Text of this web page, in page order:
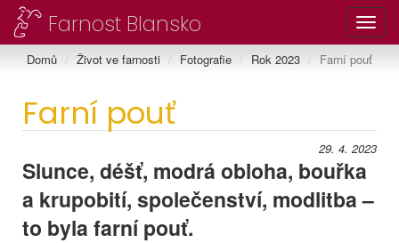
Farnost Blansko
Domů Život ve farnosti Fotografie Rok 2023 Farní pouť
Farní pouť
29. 4. 2023
Slunce, déšť, modrá obloha, bouřka
a krupobití, společenství, modlitba –
to byla farní pouť.